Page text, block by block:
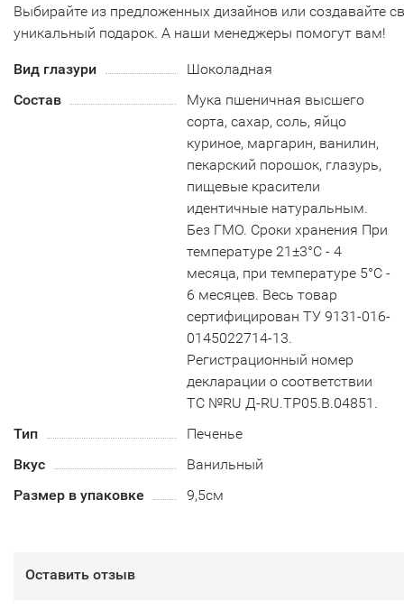
Выбирайте из предложенных дизайнов или создавайте
уникальный подарок. А наши менеджеры помогут вам!
Вид глазури
Шоколадная
Состав
Мука пшеничная высшего
сорта, сахар, соль, яйцо
куриное, маргарин, ванилин,
пекарский порошок, глазурь,
пищевые красители
идентичные натуральным.
Без ГМО. Сроки хранения При
температуре 21±3°С - 4
месяца, при температуре 5°С -
6 месяцев. Весь товар
сертифицирован ТУ 9131-016-
0145022714-13.
Регистрационный номер
декларации о соответствии
ТС №RU Д-RU.TP05.B.04851.
Тип
Печенье
Вкус
Ванильный
Размер в упаковке
9,5см
Оставить отзыв